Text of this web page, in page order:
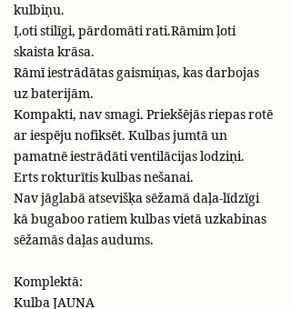
kulbiņu.
Ļoti stilīgi, pārdomāti rati.Rāmim ļoti
skaista krāsa.
Rāmī iestrādātas gaismiņas, kas darbojas
uz baterijām.
Kompakti, nav smagi. Priekšējās riepas rotē
ar iespēju nofiksēt. Kulbas jumtā un
pamatnē iestrādāti ventilācijas lodziņi.
Erts rokturītis kulbas nešanai.
Nav jāglabā atsevišķa sēžamā daļa-līdzīgi
kā bugaboo ratiem kulbas vietā uzkabinas
sēžamās daļas audums.
Komplektā:
Kulba JAUNA